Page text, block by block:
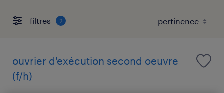
filtres 2
ouvrier d'exécution second oeuvre
(f/h)